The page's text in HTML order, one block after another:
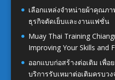
เลือกแหล่งจำหน่ายผ้าคุณภ
ธุรกิจตัดเย็บและงานแฟชั่น
Muay Thai Training
Improving Your Skills and
ออกแบบก่อสร้างต่อเติม เพื่
บริการรับเหมาต่อเติมครบวง